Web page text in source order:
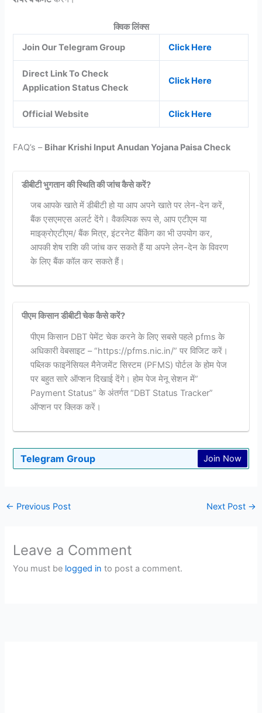
क्विक लिंक्स
Join Our Telegram Group
Click Here
Direct Link To Check
Application Status Check
Click Here
Official Website Click Here
FAQ’s – Bihar Krishi Input Anudan Yojana Paisa Check
डीबीटी भुगतान की स्थिति की जांच कैसे करें?
जब आपके खाते में डीबीटी हो या आप अपने खाते पर लेन-देन करें,
बैंक एसएमएस अलर्ट देंगे। वैकल्पिक रूप से, आप एटीएम या
माइक्रोएटीएम/ बैंक मित्र, इंटरनेट बैंकिंग का भी उपयोग कर,
आपकी शेष राशि की जांच कर सकते हैं या अपने लेन-देन के विवरण
के लिए बैंक कॉल कर सकते हैं।
पीएम किसान डीबीटी चेक कैसे करें?
पीएम किसान DBT पेमेंट चेक करने के लिए सबसे पहले pfms के
अधिकारी वेबसाइट – “https://pfms.nic.in/” पर विजिट करें।
पब्लिक फाइनेंसियल मैनेजमेंट सिस्टम (PFMS) पोर्टल के होम पेज
पर बहुत सारे ऑप्शन दिखाई देंगे। होम पेज मेनू सेशन में”
Payment Status” के अंतर्गत “DBT Status Tracker”
ऑप्शन पर क्लिक करें।
Telegram Group Join Now
← Previous Post Next Post →
Leave a Comment
You must be logged in to post a comment.